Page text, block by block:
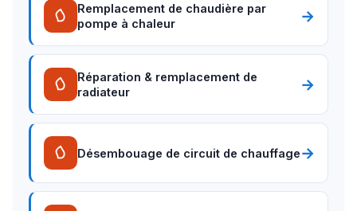
Remplacement de chaudière par
pompe à chaleur
→
Réparation & remplacement de
radiateur
→
Désembouage de circuit de chauffage→